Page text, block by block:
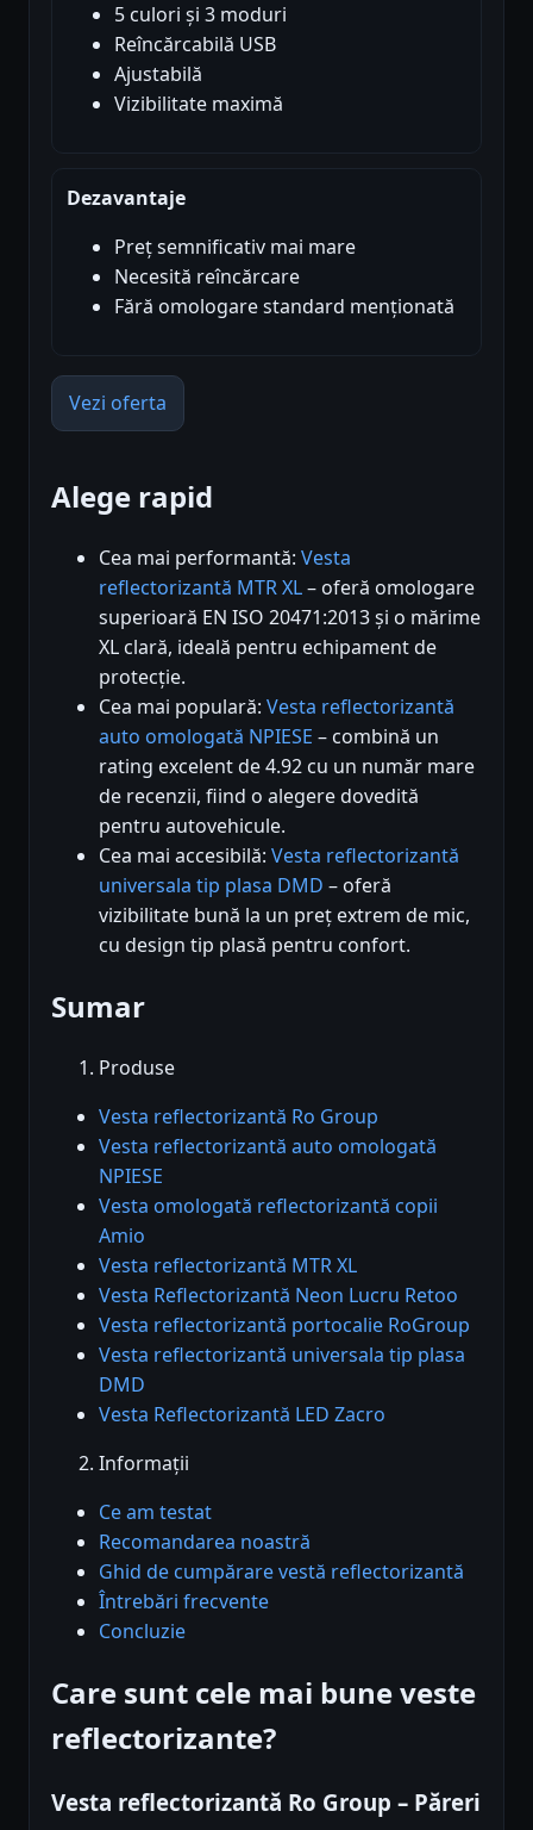
5 culori și 3 moduri
Reîncărcabilă USB
Ajustabilă
Vizibilitate maximă
Dezavantaje
Preț semnificativ mai mare
Necesită reîncărcare
Fără omologare standard menționată
Vezi oferta
Alege rapid
Cea mai performantă: Vesta
reflectorizantă MTR XL– oferă omologare
superioară EN ISO 20471:2013 și o mărime
XL clară, ideală pentru echipament de
protecție.
Cea mai populară: Vesta reflectorizantă
auto omologată NPIESE – combină un
rating excelent de 4.92 cu un număr mare
de recenzii, fiind o alegere dovedită
pentru autovehicule.
Cea mai accesibilă: Vesta reflectorizantă
universala tip plasa DMD – oferă
vizibilitate bună la un preț extrem de mic,
cu design tip plasă pentru confort.
Sumar
Produse
Vesta reflectorizantă Ro Group
Vesta reflectorizantă auto omologată
NPIESE
Vesta omologată reflectorizantă copii
Amio
Vesta reflectorizantă MTR XL
Vesta Reflectorizantă Neon Lucru Retoo
Vesta reflectorizantă portocalie RoGroup
Vesta reflectorizantă universala tip plasa
DMD
Vesta Reflectorizantă LED Zacro
Informații
Ce am testat
Recomandarea noastră
Ghid de cumpărare vestă reflectorizantă
Întrebări frecvente
Concluzie
Care sunt cele mai bune veste
reflectorizante?
Vesta reflectorizantă Ro Group – Păreri